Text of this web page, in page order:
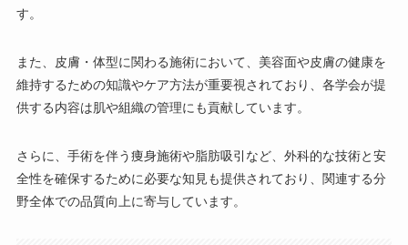
す。
また、皮膚・体型に関わる施術において、美容面や皮膚の健康を
維持するための知識やケア方法が重要視されており、各学会が提
供する内容は肌や組織の管理にも貢献しています。
さらに、手術を伴う痩身施術や脂肪吸引など、外科的な技術と安
全性を確保するために必要な知見も提供されており、関連する分
野全体での品質向上に寄与しています。